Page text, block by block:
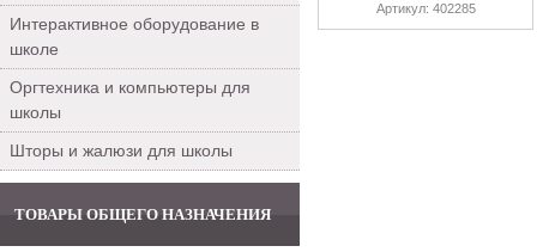
Интерактивное оборудование в
школе
Оргтехника и компьютеры для
школы
Шторы и жалюзи для школы
ТОВАРЫ ОБЩЕГО НАЗНАЧЕНИЯ
Артикул: 402285